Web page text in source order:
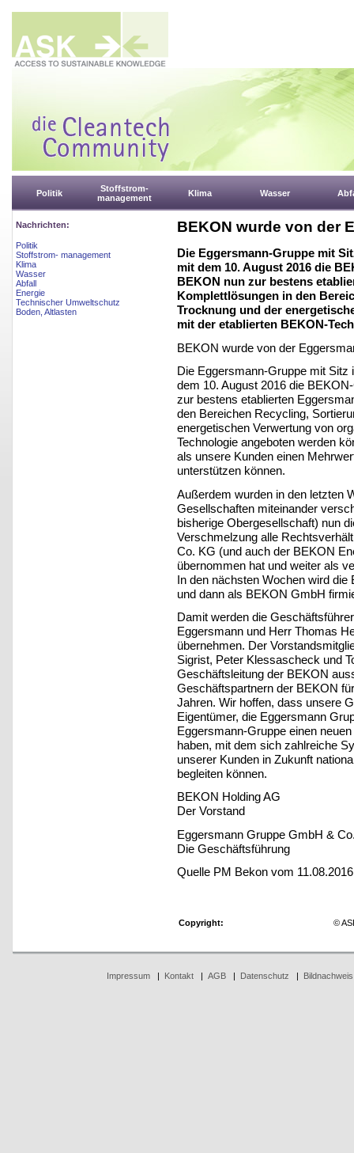
Politik
Stoffstrom-
management
Klima Wasser
Nachrichten:
Politik
Stoffstrom- management
Klima
Wasser
Abfall
Energie
Technischer Umweltschutz
Boden, Altlasten
BEKON wurde von der
Die Eggersmann-Gruppe mit
mit dem 10. August 2016 die
BEKON nun zur bestens
Komplettlösungen in den
Trocknung und der
mit der etablierten BEKON-
BEKON wurde von der
Die Eggersmann-Gruppe mit Sitz
dem 10. August 2016 die
zur bestens etablierten
den Bereichen Recycling,
energetischen Verwertung von
Technologie angeboten werden
als unsere Kunden einen
unterstützen können.
Außerdem wurden in den letzten
Gesellschaften miteinander
bisherige Obergesellschaft) nun
Verschmelzung alle
Co. KG (und auch der BEKON
übernommen hat und weiter als
In den nächsten Wochen wird
und dann als BEKON GmbH
Damit werden die
Eggersmann und Herr Thomas
übernehmen. Der
Sigrist, Peter Klessascheck und
Geschäftsleitung der BEKON
Geschäftspartnern der BEKON
Jahren. Wir hoffen, dass unsere
Eigentümer, die Eggersmann
Eggersmann-Gruppe einen
haben, mit dem sich zahlreiche
unserer Kunden in Zukunft
begleiten können.
BEKON Holding AG
Der Vorstand
Eggersmann Gruppe GmbH &
Die Geschäftsführung
Quelle PM Bekon vom 11.08.2016
Copyright: ©
Impressum| Kontakt| AGB| Datenschutz Bildnachweis